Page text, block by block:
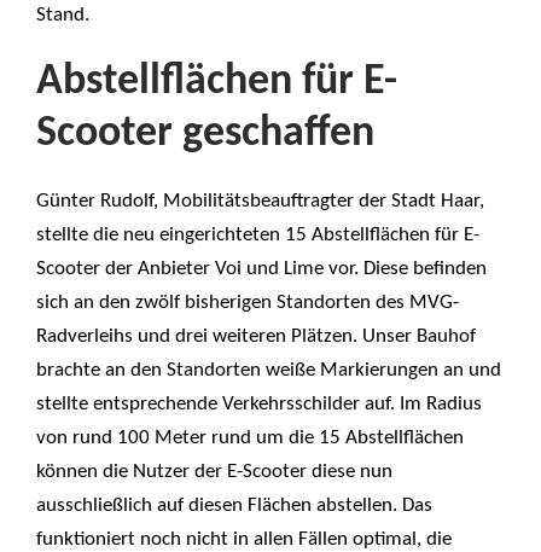
Stand.
Abstellflächen für E-
Scooter geschaffen
Günter Rudolf, Mobilitätsbeauftragter der Stadt Haar,
stellte die neu eingerichteten 15 Abstellflächen für E-
Scooter der Anbieter Voi und Lime vor. Diese befinden
sich an den zwölf bisherigen Standorten des MVG-
Radverleihs und drei weiteren Plätzen. Unser Bauhof
brachte an den Standorten weiße Markierungen an und
stellte entsprechende Verkehrsschilder auf. Im Radius
von rund 100 Meter rund um die 15 Abstellflächen
können die Nutzer der E-Scooter diese nun
ausschließlich auf diesen Flächen abstellen. Das
funktioniert noch nicht in allen Fällen optimal, die